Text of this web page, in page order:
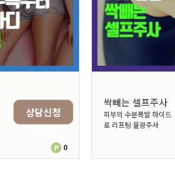
P 0
싹빼는 셀프주사
피부의 수분폭발 하이드
로 리프팅 물광주사